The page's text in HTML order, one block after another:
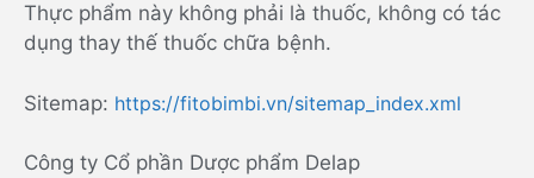
Thực phẩm này không phải là thuốc, không có tác
dụng thay thế thuốc chữa bệnh.
Sitemap: https://fitobimbi.vn/sitemap_index.xml
Công ty Cổ phần Dược phẩm Delap